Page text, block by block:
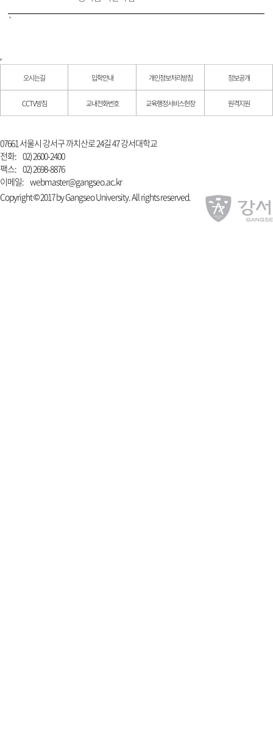
`
오시는길 입학안내 개인정보처리방침 정보공개
CCTV방침 교내전화번호 교육행정서비스헌장 원격지원
07661 서울시 강서구 까치산로 24길 47 강서대학교
전화: 02) 2600-2400
팩스: 02) 2698-8876
이메일: webmaster@gangseo.ac.kr
Copyright © 2017 by Gangseo University. All rights reserved.